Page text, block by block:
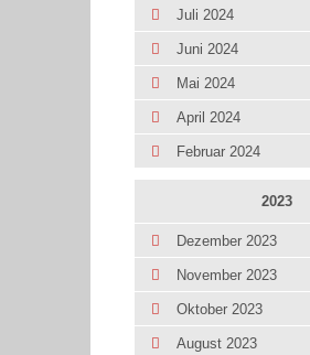
Juli 2024
Juni 2024
Mai 2024
April 2024
Februar 2024
2023
Dezember 2023
November 2023
Oktober 2023
August 2023